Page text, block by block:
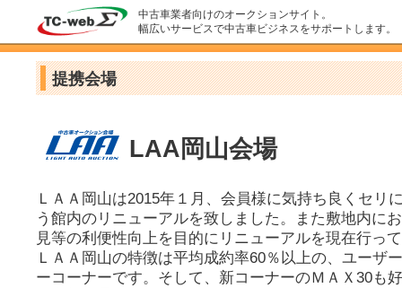
中古車業者向けのオークションサイト。
幅広いサービスで中古車ビジネスをサポートします。
提携会場
LAA岡山会場
ＬＡＡ岡山は2015年１月、会員様に気持ち良くセリ
う館内のリニューアルを致しました。また敷地内に
見等の利便性向上を目的にリニューアルを現在行っ
ＬＡＡ岡山の特徴は平均成約率60％以上の、ユーザ
ーコーナーです。そして、新コーナーのＭＡＸ30も